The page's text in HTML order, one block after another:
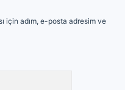
için adım, e-posta adresim ve